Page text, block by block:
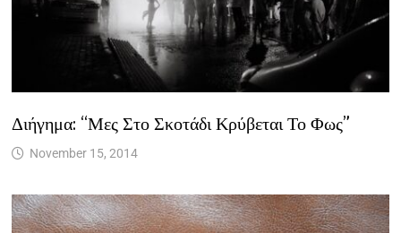
Διήγημα: “Μες Στο Σκοτάδι Κρύβεται Το Φως”
November 15, 2014